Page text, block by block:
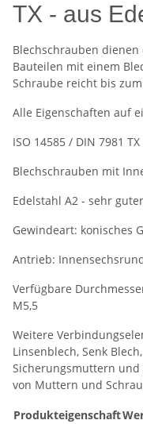
TX - aus
Blechschrauben
Bauteilen mit einem
Schraube reicht bis
Alle Eigenschaften auf
ISO 14585 / DIN 7981 TX
Blechschrauben mit
Edelstahl A2 - sehr
Gewindeart: konisches
Antrieb:
Verfügbare
M5,5
Weitere
Linsenblech, Senk
Sicherungsmuttern
von Muttern und
Produkteigenschaft